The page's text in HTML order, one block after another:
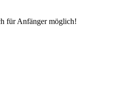
für Anfänger möglich!